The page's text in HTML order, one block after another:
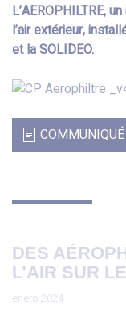
L’AEROPHILTRE,
l’air extérieur,
et la SOLIDEO.
DES
L’AIR SUR
enero 2024